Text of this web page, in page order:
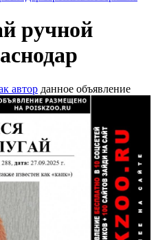
ручной
автор данное объявление